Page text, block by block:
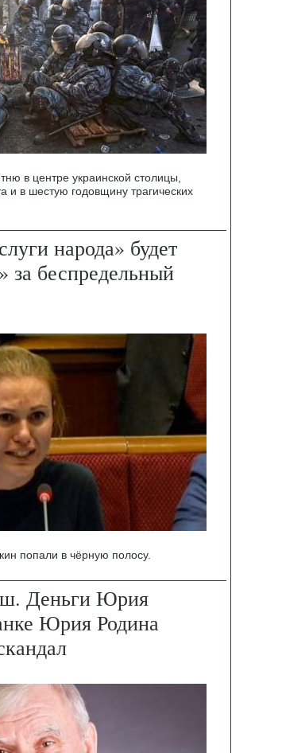
в центре украинской столицы,
и в шестую годовщину трагических
народа» будет
за беспредельный
попали в чёрную полосу.
Деньги Юрия
Юрия Родина